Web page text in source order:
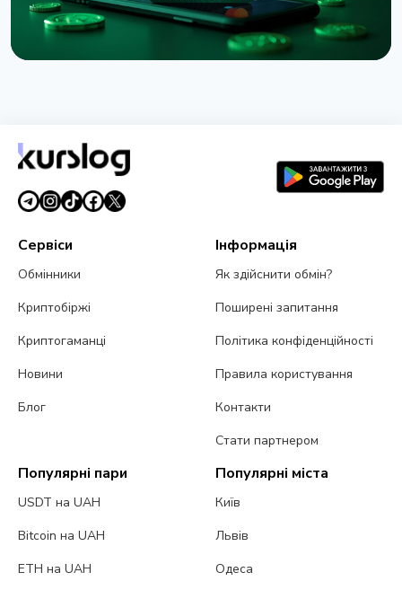
6 серпня 2026 р.5 хв читання
Сервіси
Обмінники
Криптобіржі
Криптогаманці
Новини
Блог
Інформація
Як здійснити обмін?
Поширені запитання
Політика конфіденційності
Правила користування
Контакти
Стати партнером
Популярні пари
USDT на UAH
Bitcoin на UAH
ETH на UAH
Популярні міста
Київ
Львів
Одеса